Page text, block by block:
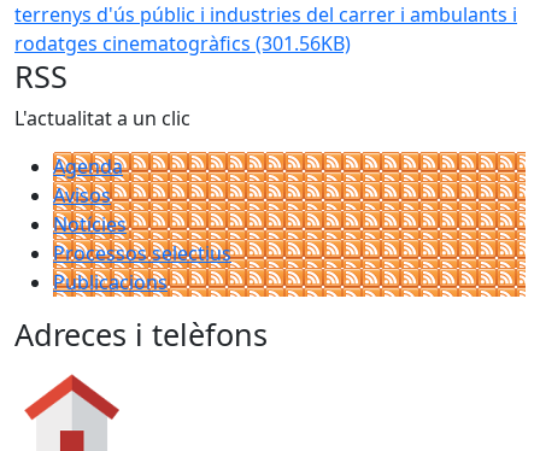
terrenys d'ús públic i industries del carrer i ambulants i
rodatges cinematogràfics (301.56KB)
RSS
L'actualitat a un clic
Agenda
Avisos
Notícies
Processos selectius
Publicacions
Adreces i telèfons